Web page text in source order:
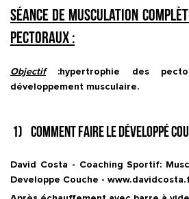
Séance de musculation
pectoraux :
Objectif
:hypertrophie des
développement musculaire.
1) Comment faire le Développé
David Costa - Coaching Sportif:
Developpe Couche -